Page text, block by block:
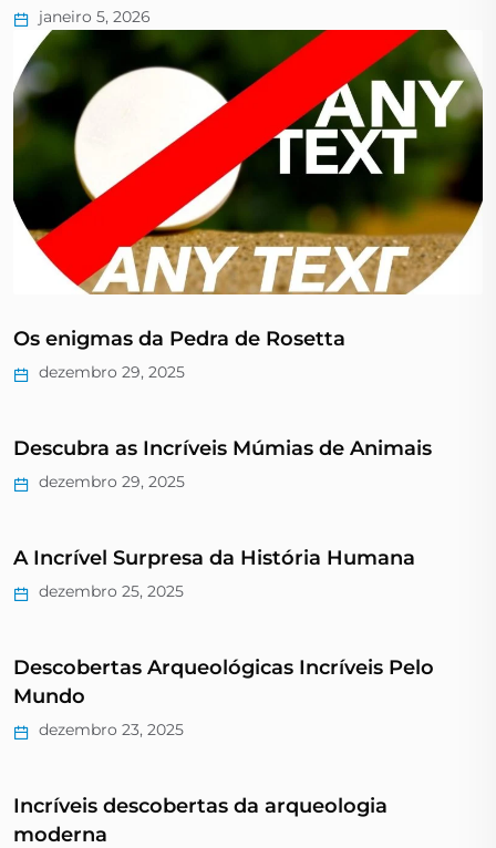
janeiro 5, 2026
Os enigmas da Pedra de Rosetta
dezembro 29, 2025
Descubra as Incríveis Múmias de Animais
dezembro 29, 2025
A Incrível Surpresa da História Humana
dezembro 25, 2025
Descobertas Arqueológicas Incríveis Pelo
Mundo
dezembro 23, 2025
Incríveis descobertas da arqueologia
moderna